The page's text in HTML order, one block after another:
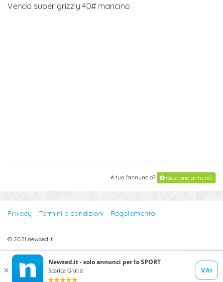
Vendo super grizzly 40# mancino
è tuo l'annuncio? Gestione annunci
Privacy Termini e condizioni Regolamento
© 2021 newsed.it